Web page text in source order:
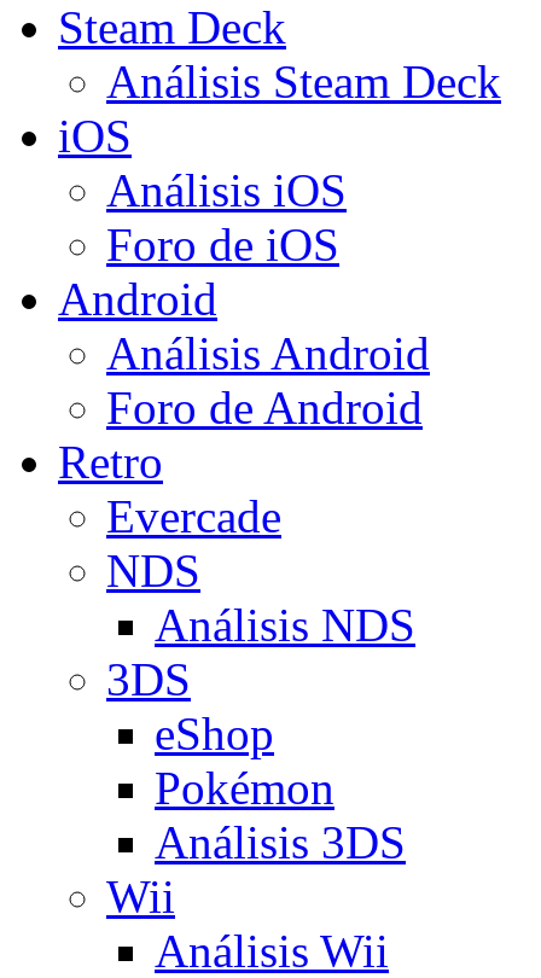
Steam Deck
Análisis Steam Deck
iOS
Análisis iOS
Foro de iOS
Android
Análisis Android
Foro de Android
Retro
Evercade
NDS
Análisis NDS
3DS
eShop
Pokémon
Análisis 3DS
Wii
Análisis Wii